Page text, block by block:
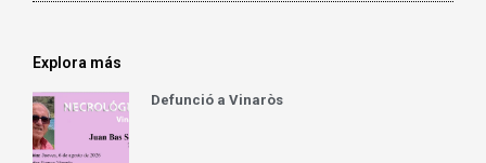
Explora más
Defunció a Vinaròs